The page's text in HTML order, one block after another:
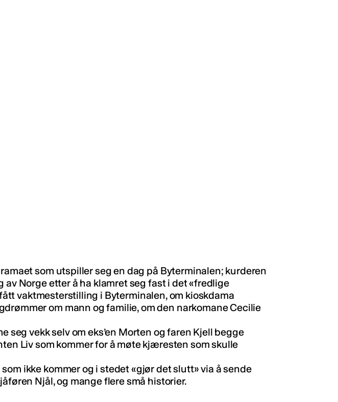
som utspiller seg en dag på Byterminalen; kurderen
av Norge etter å ha klamret seg fast i det «fredlige
vaktmesterstilling i Byterminalen, om kioskdama
om mann og familie, om den narkomane Cecilie
seg vekk selv om eks’en Morten og faren Kjell begge
Liv som kommer for å møte kjæresten som skulle
ikke kommer og i stedet «gjør det slutt» via å sende
Njål, og mange flere små historier.